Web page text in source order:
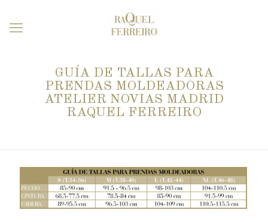
GUÍA DE TALLAS PARA
PRENDAS MOLDEADORAS
ATELIER NOVIAS MADRID
RAQUEL FERREIRO